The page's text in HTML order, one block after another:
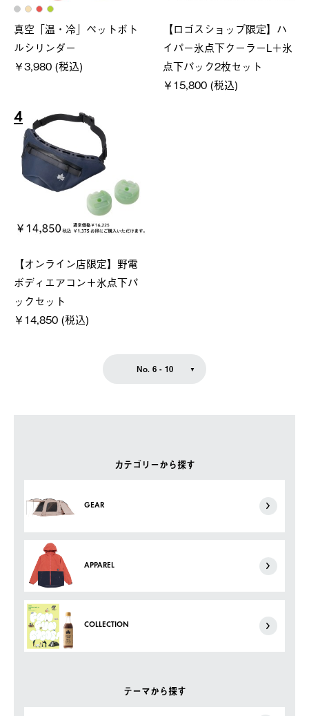
カテゴリーから探す
GEAR
APPAREL
COLLECTION
テーマから探す
真空「温・冷」ペットボト
ルシリンダー
￥3,980 (税込)
【ロゴスショップ限定】ハ
イパー氷点下クーラーL＋氷
点下パック2枚セット
￥15,800 (税込)
4
【オンライン店限定】野電
ボディエアコン＋氷点下パ
ックセット
￥14,850 (税込)
No. 6 - 10